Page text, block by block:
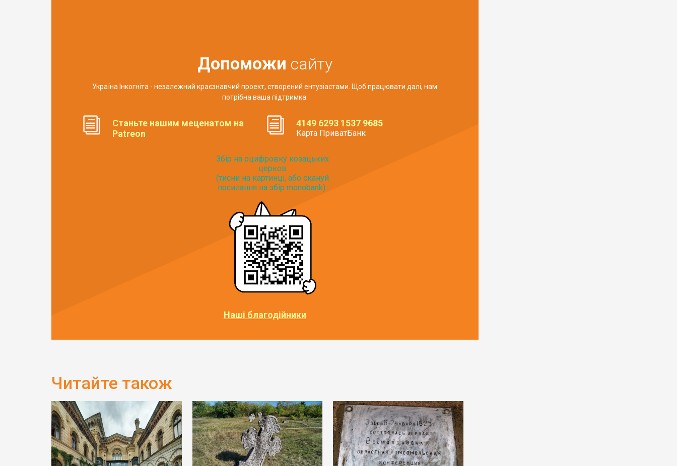
Допоможи сайту
Україна Інкогніта - незалежний краєзнавчий проект, створений ентузіастами. Щоб працювати далі, нам
потрібна ваша підтримка.
Станьте нашим меценатом на
Patreon
4149 6293 1537 9685
Карта ПриватБанк
Збір на оцифровку козацьких
церков
(тисни на картинці, або скануй
посилання на збір monobank):
Наші благодійники
Читайте також